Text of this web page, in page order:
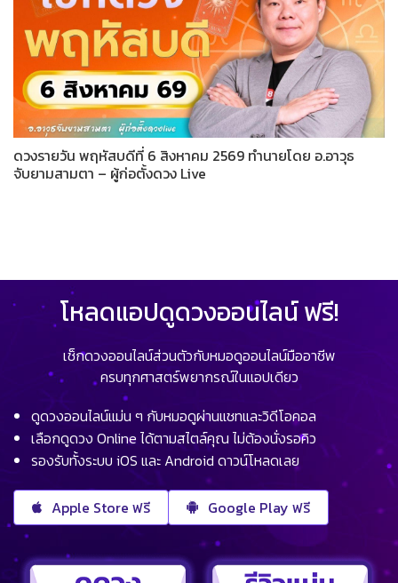
ดวงรายวัน พฤหัสบดีที่ 6 สิงหาคม 2569 ทำนายโดย อ.อาวุธ
จับยามสามตา – ผู้ก่อตั้งดวง Live
โหลดแอปดูดวงออนไลน์ ฟรี!
เช็กดวงออนไลน์ส่วนตัวกับหมอดูออนไลน์มืออาชีพ
ครบทุกศาสตร์พยากรณ์ในแอปเดียว
ดูดวงออนไลน์แม่น ๆ กับหมอดูผ่านแชทและวิดีโอคอล
เลือกดูดวง Online ได้ตามสไตล์คุณ ไม่ต้องนั่งรอคิว
รองรับทั้งระบบ iOS และ Android ดาวน์โหลดเลย
Apple Store ฟรี Google Play ฟรี